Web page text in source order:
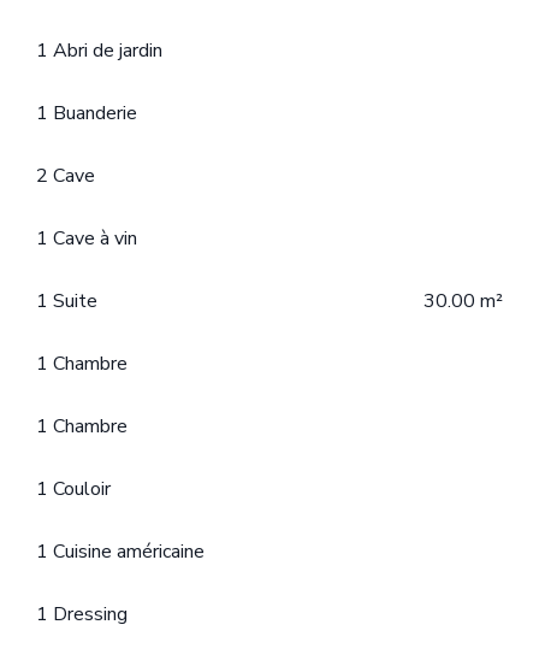
1 Abri de jardin
1 Buanderie
2 Cave
1 Cave à vin
1 Suite 30.00 m²
1 Chambre
1 Chambre
1 Couloir
1 Cuisine américaine
1 Dressing